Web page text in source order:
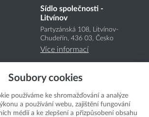
Sídlo společnosti -
Litvínov
Partyzánská 108, Litvínov-
Chudeřín, 436 03, Česko
Více informací
Soubory cookies
používáme ke shromažďování a analýze
a používání webu, zajištění fungování
médií a ke zlepšení a přizpůsobení obsahu